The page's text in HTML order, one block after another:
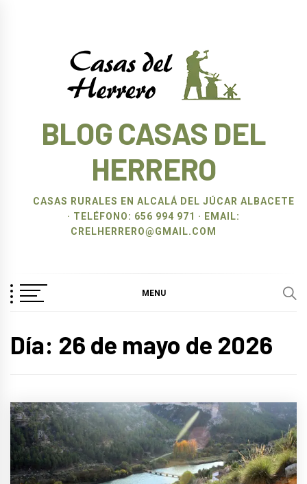
BLOG CASAS DEL
HERRERO
CASAS RURALES EN ALCALÁ DEL JÚCAR ALBACETE
· TELÉFONO: 656 994 971 · EMAIL:
CRELHERRERO@GMAIL.COM
MENU
Día: 26 de mayo de 2026